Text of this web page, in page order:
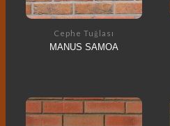
Cephe Tuğlası
MANUS SAMOA